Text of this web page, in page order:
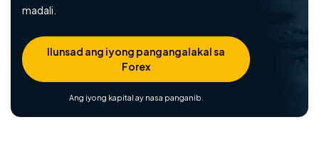
madali.
Ilunsad ang iyong pangangalakal sa
Forex
Ang iyong kapital ay nasa panganib.